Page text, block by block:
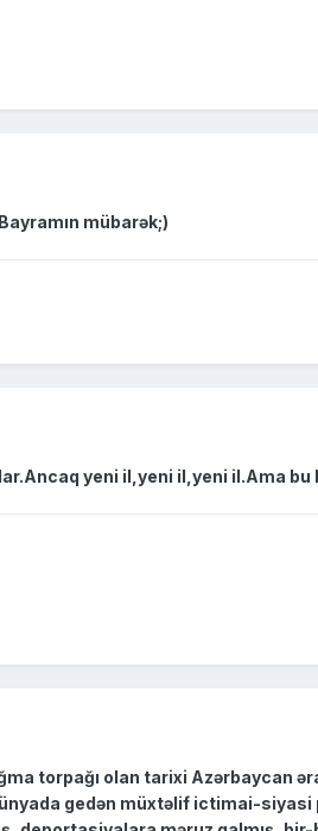
mübarək;)
yeni il,yeni il,yeni il.Ama
torpağı olan tarixi Azərbaycan
gedən müxtəlif ictimai-